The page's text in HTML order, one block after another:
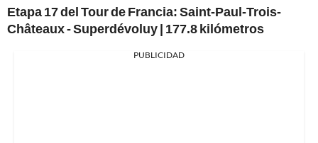
Etapa 17 del Tour de Francia:Saint-Paul-Trois-
Châteaux - Superdévoluy | 177.8 kilómetros
PUBLICIDAD